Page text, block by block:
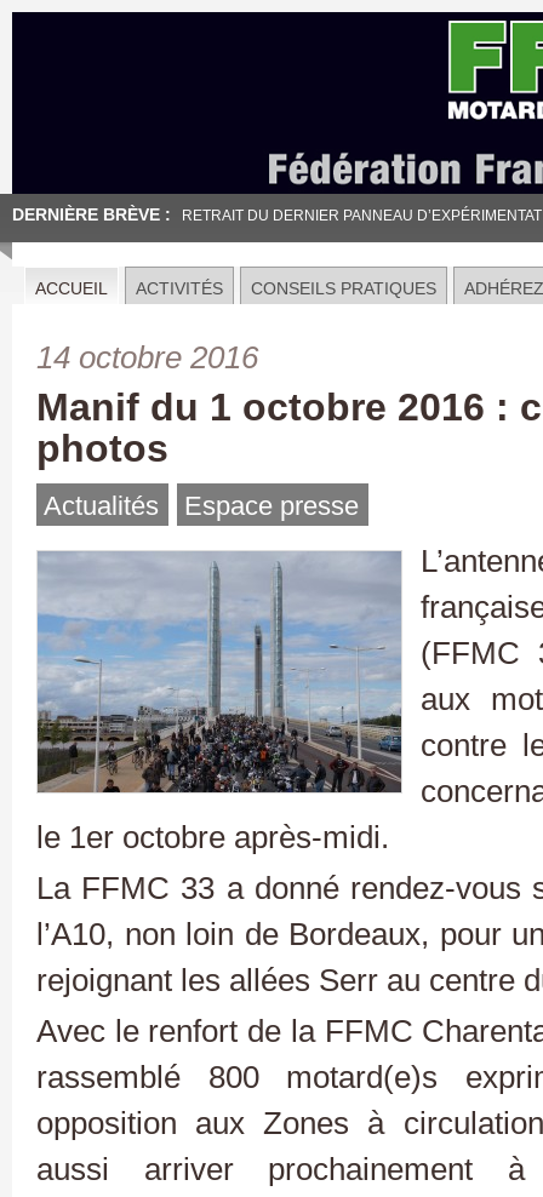
DERNIÈRE BRÈVE : RETRAIT DU DERNIER PANNEAU
ACCUEIL ACTIVITÉS CONSEILS PRATIQUES ADHÉREZ
14 octobre 2016
Manif du 1 octobre 2016 :
photos
Actualités Espace presse
(FFMC
aux
contre
le 1er octobre après-midi.
La FFMC 33 a donné rendez-vous
l’A10, non loin de Bordeaux, pour
rejoignant les allées Serr au centre
Avec le renfort de la FFMC
rassemblé 800 motard(e)s
opposition aux Zones à
aussi arriver prochainement